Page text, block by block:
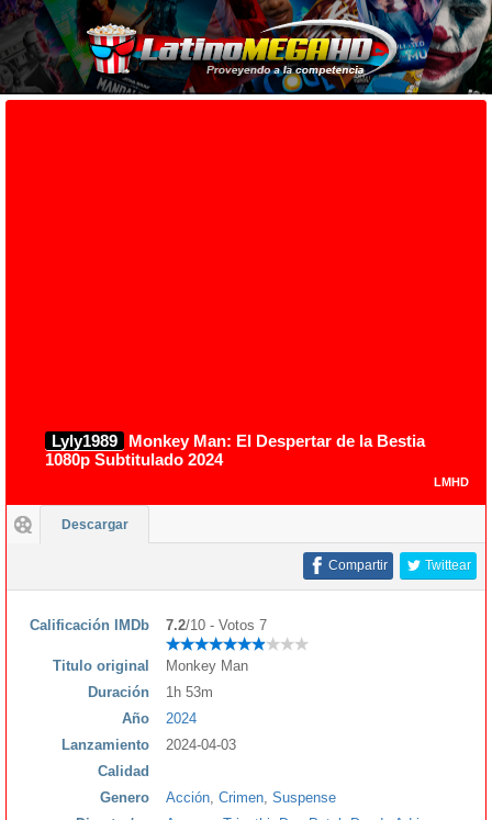
Lyly1989
Monkey Man: El Despertar de la Bestia
1080p Subtitulado 2024
LMHD
Descargar
Twittear
Compartir
Calificación IMDb 7.2/10 - Votos 7
Titulo original
Monkey Man
Duración
1h 53m
Año
2024
Lanzamiento
2024-04-03
Calidad
Genero
Acción Crimen Suspense